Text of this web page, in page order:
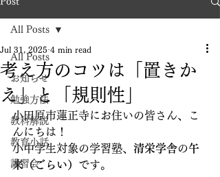
All Posts
お知らせ
勉強方法
教科解説
教育小話
講習会
All Posts
考え方のコツは「置きか
え」と「規則性」
Jul 31, 2025 4 min read
小田原市蓮正寺にお住いの皆さん、こ
んにちは！
小中学生対象の学習塾、 清栄学舎の午
来（ごらい） です。